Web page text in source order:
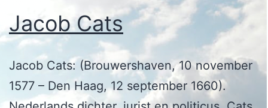
Jacob Cats
Jacob Cats: (Brouwershaven, 10 november
1577 – Den Haag, 12 september 1660).